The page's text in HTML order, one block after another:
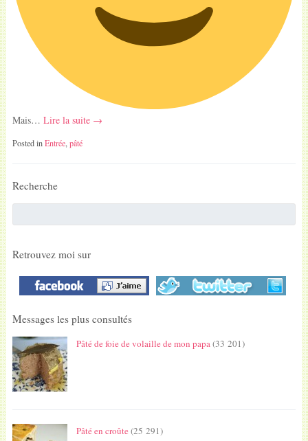
Mais… Lire la suite →
Posted inEntrée, pâté
Recherche
Retrouvez moi sur
Messages les plus consultés
Pâté de foie de volaille de mon papa(33 201)
Pâté en croûte(25 291)